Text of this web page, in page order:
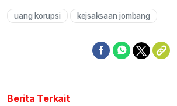
uang korupsi kejsaksaan jombang
Berita Terkait